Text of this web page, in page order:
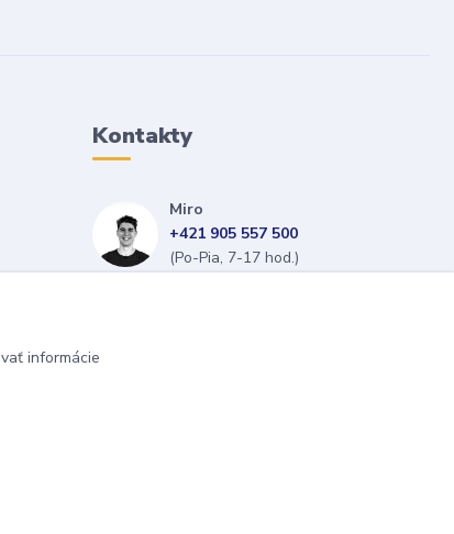
Kontakty
Miro
+421 905 557 500
(Po-Pia, 7-17 hod.)
informácie